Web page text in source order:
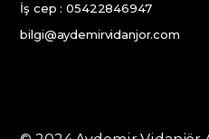
İş cep : 05422846947
bilgi@aydemirvidanjor.com